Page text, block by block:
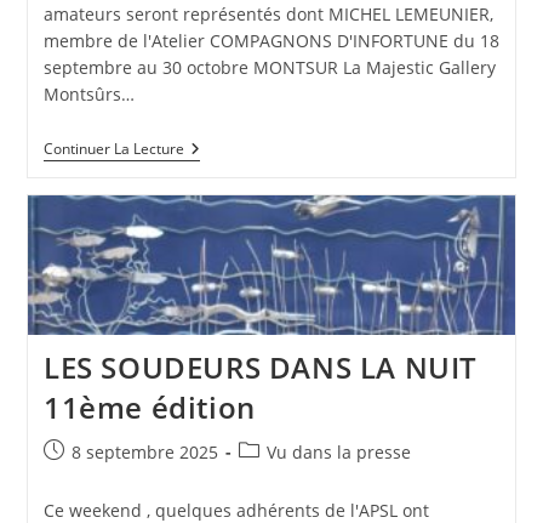
amateurs seront représentés dont MICHEL LEMEUNIER,
membre de l'Atelier COMPAGNONS D'INFORTUNE du 18
septembre au 30 octobre MONTSUR La Majestic Gallery
Montsûrs…
Continuer La LectureNOS
ADHÉRENTS
LES SOUDEURS DANS LA NUIT
11ème édition
Publication
8 septembre 2025
PostVu dans la presse
Ce weekend , quelques adhérents de l'APSL ont